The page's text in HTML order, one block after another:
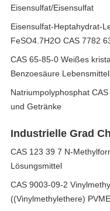
Eisensulfat/Eisensulfat
Eisensulfat-Heptahydrat-
FeSO4.7H2O CAS 7782
CAS 65-85-0 Weißes
Benzoesäure
Natriumpolyphosphat
und Getränke
Industrielle Grad
CAS 123 39 7 N-
Lösungsmittel
CAS 9003-09-2
((Vinylmethylethere)